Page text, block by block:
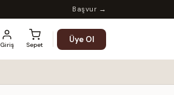
Başvur →
Giriş Sepet
Üye Ol